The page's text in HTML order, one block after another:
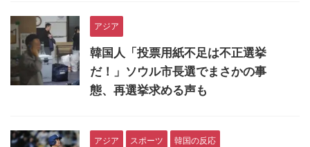
アジア
韓国人「投票用紙不足は不正選挙
だ！」ソウル市長選でまさかの事
態、再選挙求める声も
アジア スポーツ 韓国の反応